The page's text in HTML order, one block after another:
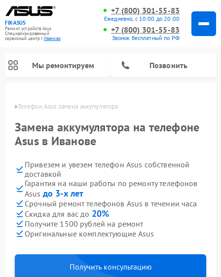
FIX-ASUS
Ремонт устройств Asus
Специализированный
cервисный центр г.Иваново
+7 (800) 301-55-83
Ежедневно, с 10:00 до 20:00
+7 (800) 301-55-83
Звонок бесплатный по РФ
Мы ремонтируем Позвонить
Телефон Asus замена аккумулятора
Замена аккумулятора на телефоне
Asus в Иванове
Привезем и увезем телефон Asus собственной
доставкой
Гарантия на наши работы по ремонту телефонов
Asus до 3-х лет
Срочный ремонт телефонов Asus в течении часа
Скидка для вас до 20%
Получите 1500 рублей на ремонт
Оригинальные комплектующие Asus
Получить консультацию